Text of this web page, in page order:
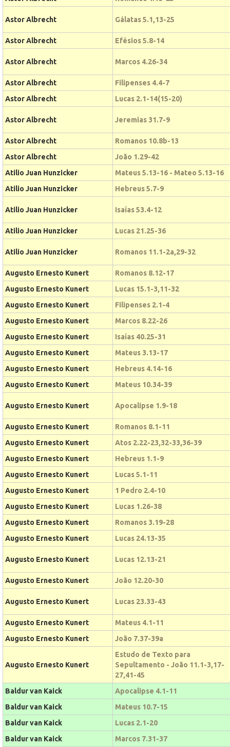
Astor Albrecht Gálatas 5.1,13-25
Astor Albrecht Efésios 5.8-14
Astor Albrecht Marcos 4.26-34
Astor Albrecht
Filipenses 4.4-7
Astor Albrecht
Lucas 2.1-14(15-20)
Astor Albrecht Jeremias 31.7-9
Astor Albrecht
Romanos 10.8b-13
Astor Albrecht
João 1.29-42
Atilio Juan Hunzicker
Mateus 5.13-16 - Mateo 5.13-16
Atilio Juan Hunzicker
Hebreus 5.7-9
Atilio Juan Hunzicker Isaías 53.4-12
Atilio Juan Hunzicker Lucas 21.25-36
Atilio Juan Hunzicker Romanos 11.1-2a,29-32
Augusto Ernesto Kunert
Romanos 8.12-17
Augusto Ernesto Kunert
Lucas 15.1-3,11-32
Augusto Ernesto Kunert
Filipenses 2.1-4
Augusto Ernesto Kunert
Marcos 8.22-26
Augusto Ernesto Kunert
Isaías 40.25-31
Augusto Ernesto Kunert
Mateus 3.13-17
Augusto Ernesto Kunert
Hebreus 4.14-16
Augusto Ernesto Kunert
Mateus 10.34-39
Augusto Ernesto Kunert Apocalipse 1.9-18
Augusto Ernesto Kunert
Romanos 8.1-11
Augusto Ernesto Kunert
Atos 2.22-23,32-33,36-39
Augusto Ernesto Kunert
Hebreus 1.1-9
Augusto Ernesto Kunert
Lucas 5.1-11
Augusto Ernesto Kunert
1 Pedro 2.4-10
Augusto Ernesto Kunert
Lucas 1.26-38
Augusto Ernesto Kunert
Romanos 3.19-28
Augusto Ernesto Kunert
Lucas 24.13-35
Augusto Ernesto Kunert Lucas 12.13-21
Augusto Ernesto Kunert João 12.20-30
Augusto Ernesto Kunert Lucas 23.33-43
Augusto Ernesto Kunert
Mateus 4.1-11
Augusto Ernesto Kunert
João 7.37-39a
Augusto Ernesto Kunert
Estudo de Texto para
Sepultamento - João 11.1-3,17-
27,41-45
Baldur van Kaick
Apocalipse 4.1-11
Baldur van Kaick
Mateus 10.7-15
Baldur van Kaick
Lucas 2.1-20
Baldur van Kaick
Marcos 7.31-37